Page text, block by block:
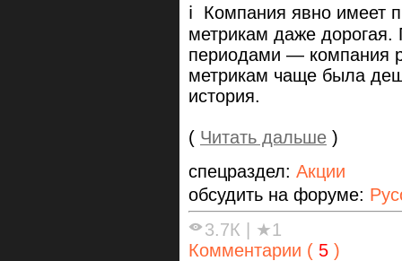
ℹ️ Компания явно имеет
метрикам даже
периодами — компания
метрикам чаще была
история.
( Читать дальше )
спецраздел: Акции
обсудить на форуме:
3.7К
★1
Комментарии ( 5 )